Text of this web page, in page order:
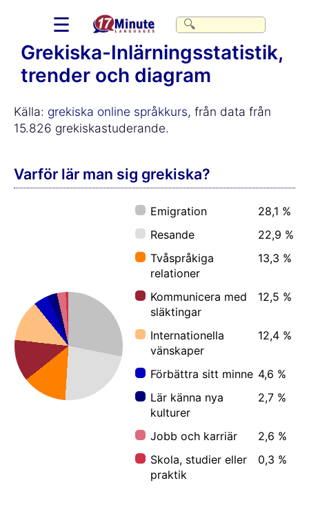
☰
Grekiska-Inlärningsstatistik,
trender och diagram
Källa: grekiska online språkkurs, från data från
15.826 grekiskastuderande.
Varför lär man sig grekiska?
Emigration
28,1 %
Resande
22,9 %
Tvåspråkiga
relationer
13,3 %
Kommunicera med
släktingar
12,5 %
Internationella
vänskaper
12,4 %
Förbättra sitt minne 4,6 %
Lär känna nya
kulturer
2,7 %
Jobb och karriär
2,6 %
Skola, studier eller
praktik
0,3 %